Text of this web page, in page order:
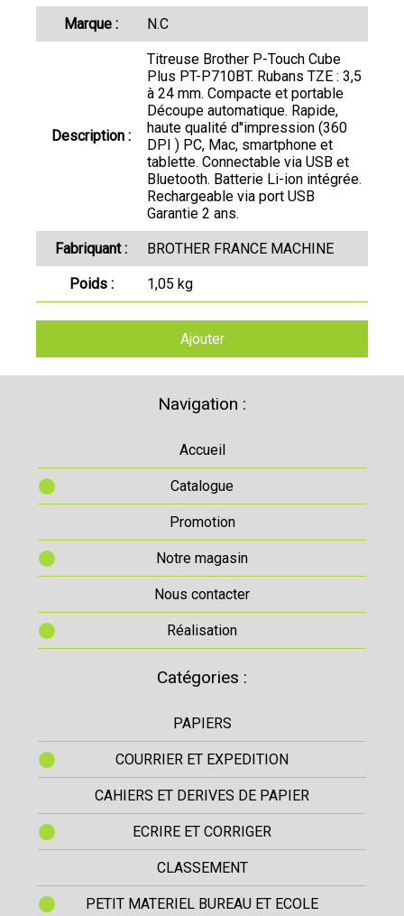
Marque : N.C
Description :
Titreuse Brother P-Touch Cube
Plus PT-P710BT. Rubans TZE : 3,5
à 24 mm. Compacte et portable
Découpe automatique. Rapide,
haute qualité d''impression (360
DPI ) PC, Mac, smartphone et
tablette. Connectable via USB et
Bluetooth. Batterie Li-ion intégrée.
Rechargeable via port USB
Garantie 2 ans.
Fabriquant : BROTHER FRANCE MACHINE
Poids : 1,05 kg
Ajouter
Navigation :
Accueil
Catalogue
Promotion
Notre magasin
Nous contacter
Réalisation
Catégories :
PAPIERS
COURRIER ET EXPEDITION
CAHIERS ET DERIVES DE PAPIER
ECRIRE ET CORRIGER
CLASSEMENT
PETIT MATERIEL BUREAU ET ECOLE